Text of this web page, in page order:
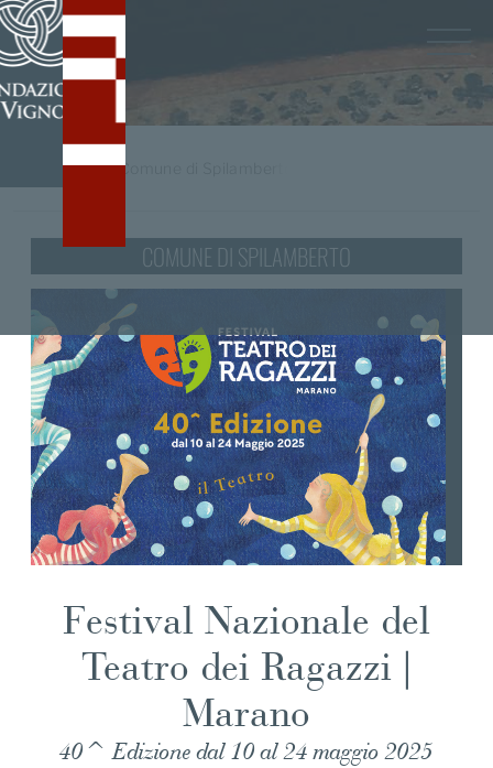
/tag Comune di Spilamberto
COMUNE DI SPILAMBERTO
Festival Nazionale del
Teatro dei Ragazzi |
Marano
40^ Edizione dal 10 al 24 maggio 2025